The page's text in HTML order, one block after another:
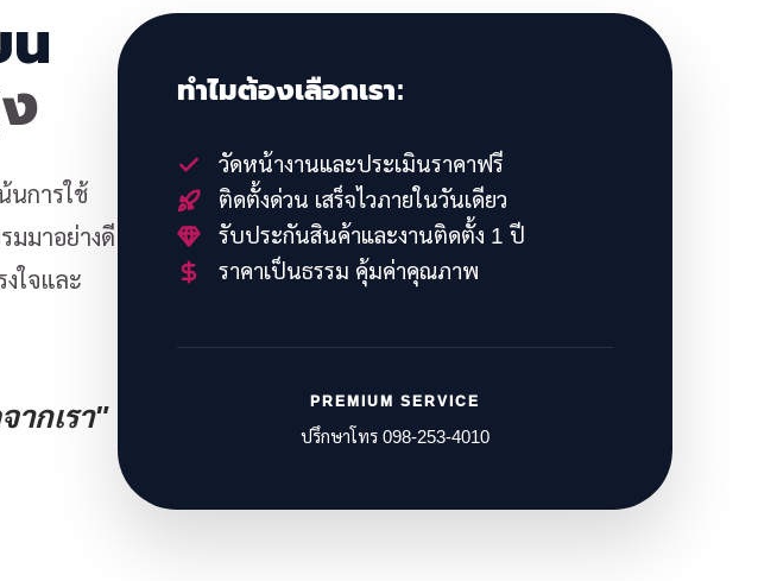
นการใช้
มมาอย่างดี
ใจและ
กเรา"
ทำไมต้องเลือกเรา:
วัดหน้างานและประเมินราคาฟรี
ติดตั้งด่วน เสร็จไวภายในวันเดียว
รับประกันสินค้าและงานติดตั้ง 1 ปี
ราคาเป็นธรรม คุ้มค่าคุณภาพ
PREMIUM SERVICE
ปรึกษาโทร 098-253-4010